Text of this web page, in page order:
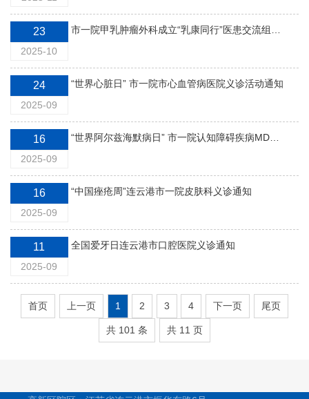
23
2025-10
24
2025-09
“世界心脏日” 市一院市心血管病医院义诊活动通知
16
2025-09
“世界阿尔兹海默病日” 市一院认知障碍疾病MDT联合诊疗团队：请不要将“老糊涂”视为常态
16
2025-09
“中国痤疮周”连云港市一院皮肤科义诊通知
11
2025-09
全国爱牙日连云港市口腔医院义诊通知
首页 上一页 1 2 3 4 下一页 尾页
共 101 条 共 11 页